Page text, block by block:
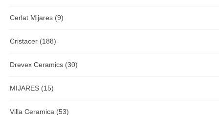
Cerlat Mijares (9)
Cristacer (188)
Drevex Ceramics (30)
MIJARES (15)
Villa Ceramica (53)